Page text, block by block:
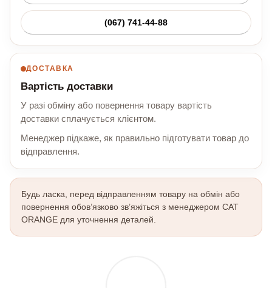
(067) 741-44-88
ДОСТАВКА
Вартість доставки
У разі обміну або повернення товару вартість
доставки сплачується клієнтом.
Менеджер підкаже, як правильно підготувати товар до
відправлення.
Будь ласка, перед відправленням товару на обмін або
повернення обов’язково зв’яжіться з менеджером CAT
ORANGE для уточнення деталей.